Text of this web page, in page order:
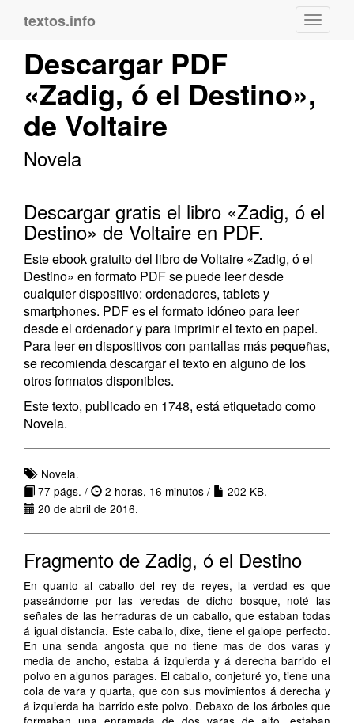
textos.info
Descargar PDF
«Zadig, ó el Destino»,
de Voltaire
Novela
Descargar gratis el libro «Zadig, ó el
Destino» de Voltaire en PDF.
Este ebook gratuito del libro de Voltaire «Zadig, ó el
Destino» en formato PDF se puede leer desde
cualquier dispositivo: ordenadores, tablets y
smartphones. PDF es el formato idóneo para leer
desde el ordenador y para imprimir el texto en papel.
Para leer en dispositivos con pantallas más pequeñas,
se recomienda descargar el texto en alguno de los
otros formatos disponibles.
Este texto, publicado en 1748, está etiquetado como
Novela.
Novela.
77 págs. /
2 horas, 16 minutos /
202 KB.
20 de abril de 2016.
Fragmento de Zadig, ó el Destino
En quanto al caballo del rey de reyes, la verdad es que
paseándome por las veredas de dicho bosque, noté las
señales de las herraduras de un caballo, que estaban todas
á igual distancia. Este caballo, dixe, tiene el galope perfecto.
En una senda angosta que no tiene mas de dos varas y
media de ancho, estaba á izquierda y á derecha barrido el
polvo en algunos parages. El caballo, conjeturé yo, tiene una
cola de vara y quarta, que con sus movimientos á derecha y
á izquierda ha barrido este polvo. Debaxo de los árboles que